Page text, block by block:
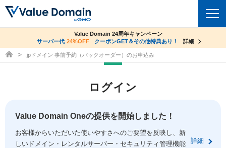
ドメイントップ
ドメイン移管
コアサーバー
バリューサーバー
セキュリティトップ
Value Domain ネットde診断
サービストップ
co.jpドメイン✕コアサーバーV2ビジネス応援キャンペーン
サーバー料金1年間無料
詳細
Value Domain 24周年キャンペーン
サーバー代 24%OFF クーポンGET＆その他特典あり！ 詳細
ドメイン取得ならバリュードメイン
.jpドメイン 事前予約（バックオーダー）のお申込み
ログイン
Value Domain Oneの提供を開始しました！
お客様からいただいた使いやすさへのご要望を反映し、新
しいドメイン・レンタルサーバー・セキュリティ管理機能
詳細